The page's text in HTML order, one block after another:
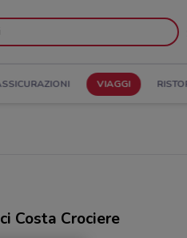
VIAGGI
Costa Crociere